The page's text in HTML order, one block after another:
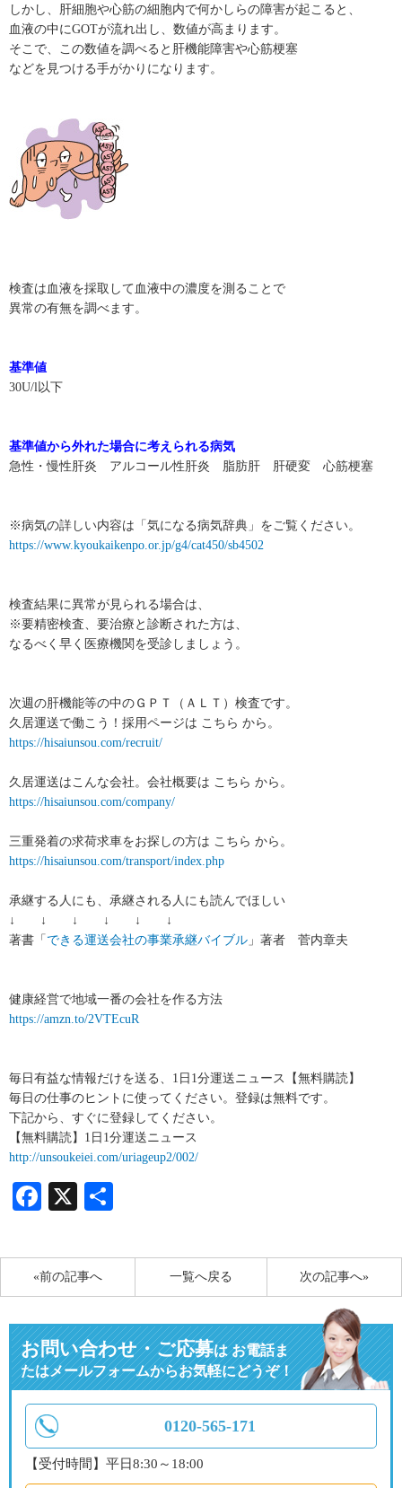
しかし、肝細胞や心筋の細胞内で何かしらの障害が起こると、
血液の中にGOTが流れ出し、数値が高まります。
そこで、この数値を調べると肝機能障害や心筋梗塞
などを見つける手がかりになります。
検査は血液を採取して血液中の濃度を測ることで
異常の有無を調べます。
基準値
30U/l以下
基準値から外れた場合に考えられる病気
急性・慢性肝炎 アルコール性肝炎 脂肪肝 肝硬変 心筋梗塞
※病気の詳しい内容は「気になる病気辞典」をご覧ください。
https://www.kyoukaikenpo.or.jp/g4/cat450/sb4502
検査結果に異常が見られる場合は、
※要精密検査、要治療と診断された方は、
なるべく早く医療機関を受診しましょう。
次週の肝機能等の中のＧＰＴ（ＡＬＴ）検査です。
久居運送で働こう！採用ページは こちら から。
https://hisaiunsou.com/recruit/
久居運送はこんな会社。会社概要は こちら から。
https://hisaiunsou.com/company/
三重発着の求荷求車をお探しの方は こちら から。
https://hisaiunsou.com/transport/index.php
承継する人にも、承継される人にも読んでほしい
↓ ↓ ↓ ↓ ↓ ↓
著書「 できる運送会社の事業承継バイブル 」著者 菅内章夫
健康経営で地域一番の会社を作る方法
https://amzn.to/2VTEcuR
毎日有益な情報だけを送る、1日1分運送ニュース【無料購読】
毎日の仕事のヒントに使ってください。登録は無料です。
下記から、すぐに登録してください。
【無料購読】1日1分運送ニュース
http://unsoukeiei.com/uriageup2/002/
Facebook
X
«前の記事へ 次の記事へ»
一覧へ戻る
お問い合わせ・ご応募はお電話ま
たはメールフォームからお気軽にどうぞ！
0120-565-171
【受付時間】平日8:30～18:00